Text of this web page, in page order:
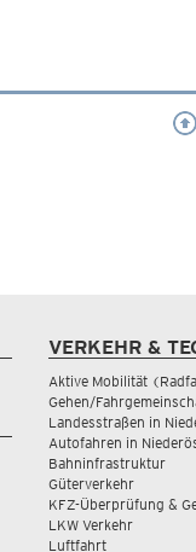
VERKEHR &
Aktive Mobilität
Gehen/
Landesstraßen in
Autofahren in
Bahninfrastruktur
Güterverkehr
KFZ-Überprüfung &
LKW Verkehr
Luftfahrt